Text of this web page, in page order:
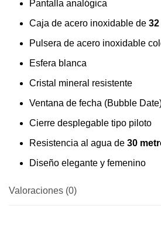
Pantalla analógica
Caja de acero inoxidable de
Pulsera de acero inoxidable
Esfera blanca
Cristal mineral resistente
Ventana de fecha (Bubble
Cierre desplegable tipo piloto
Resistencia al agua de 30
Diseño elegante y femenino
Valoraciones (0)